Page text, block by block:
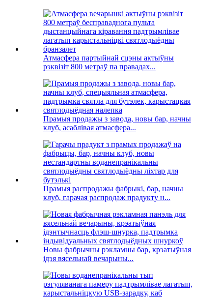
Атмасфера партыйнай сцэны актыўны
рэквізіт 800 метраў па правадах...
Прамыя продажы з завода, новы бар, начны
клуб, асаблівая атмасфера...
Прамыя распродажы фабрыкі, бар, начны
клуб, гарачая распродаж прадукту н...
Новы фабрычны рэкламны бар, крэатыўная
ідэя вясельнай вечарыны...